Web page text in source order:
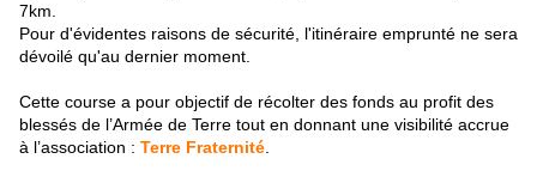
7km.
Pour d'évidentes raisons de sécurité, l'itinéraire emprunté ne sera
dévoilé qu'au dernier moment.
Cette course a pour objectif de récolter des fonds au profit des
blessés de l’Armée de Terre tout en donnant une visibilité accrue
à l’association : Terre Fraternité